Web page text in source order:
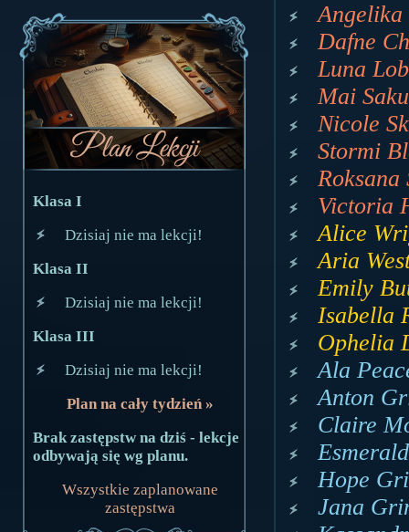
Klasa I
Dzisiaj nie ma lekcji!
Klasa II
Dzisiaj nie ma lekcji!
Klasa III
Dzisiaj nie ma lekcji!
Plan na cały tydzień »
Brak zastępstw na dziś - lekcje
odbywają się wg planu.
Wszystkie zaplanowane
zastępstwa
Dafne
Luna
Mai
Nicole
Stormi
Victoria
Alice
Aria
Emily
Isabella
Ophelia
Ala
Anton
Claire
Hope
Jana